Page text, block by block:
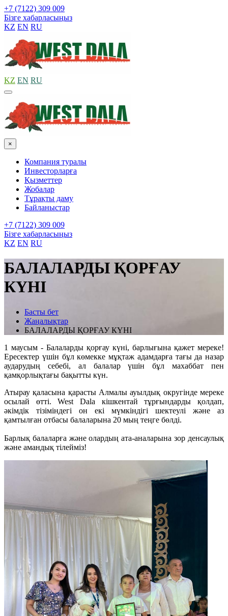
+7 (7122) 309 009
Бізге хабарласыңыз
KZ EN RU
KZ EN RU
×
Компания туралы
Инвесторларға
Қызметтер
Жобалар
Тұрақты даму
Байланыстар
+7 (7122) 309 009
Бізге хабарласыңыз
KZ EN RU
БАЛАЛАРДЫ ҚОРҒАУ
КҮНІ
Басты бет
Жаңалықтар
БАЛАЛАРДЫ ҚОРҒАУ КҮНІ
1 маусым - Балаларды қорғау күні, барлығына қажет мереке!
Ересектер үшін бұл көмекке мұқтаж адамдарға тағы да назар
аударудың себебі, ал балалар үшін бұл махаббат пен
қамқорлықтағы бақытты күн.
Атырау қаласына қарасты Алмалы ауылдық округінде мереке
осылай өтті. West Dala кішкентай тұрғындарды қолдап,
әкімдік тізіміндегі он екі мүмкіндігі шектеулі және аз
қамтылған отбасы балаларына 20 мың теңге бөлді.
Барлық балаларға және олардың ата-аналарына зор денсаулық
және амандық тілейміз!